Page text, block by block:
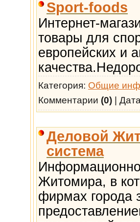
Sport-foods
Интернет-
товары для
европейских и
Категория: Общие
Комментарии (0) |
Деловой
система
Житомира, в
фирмах города